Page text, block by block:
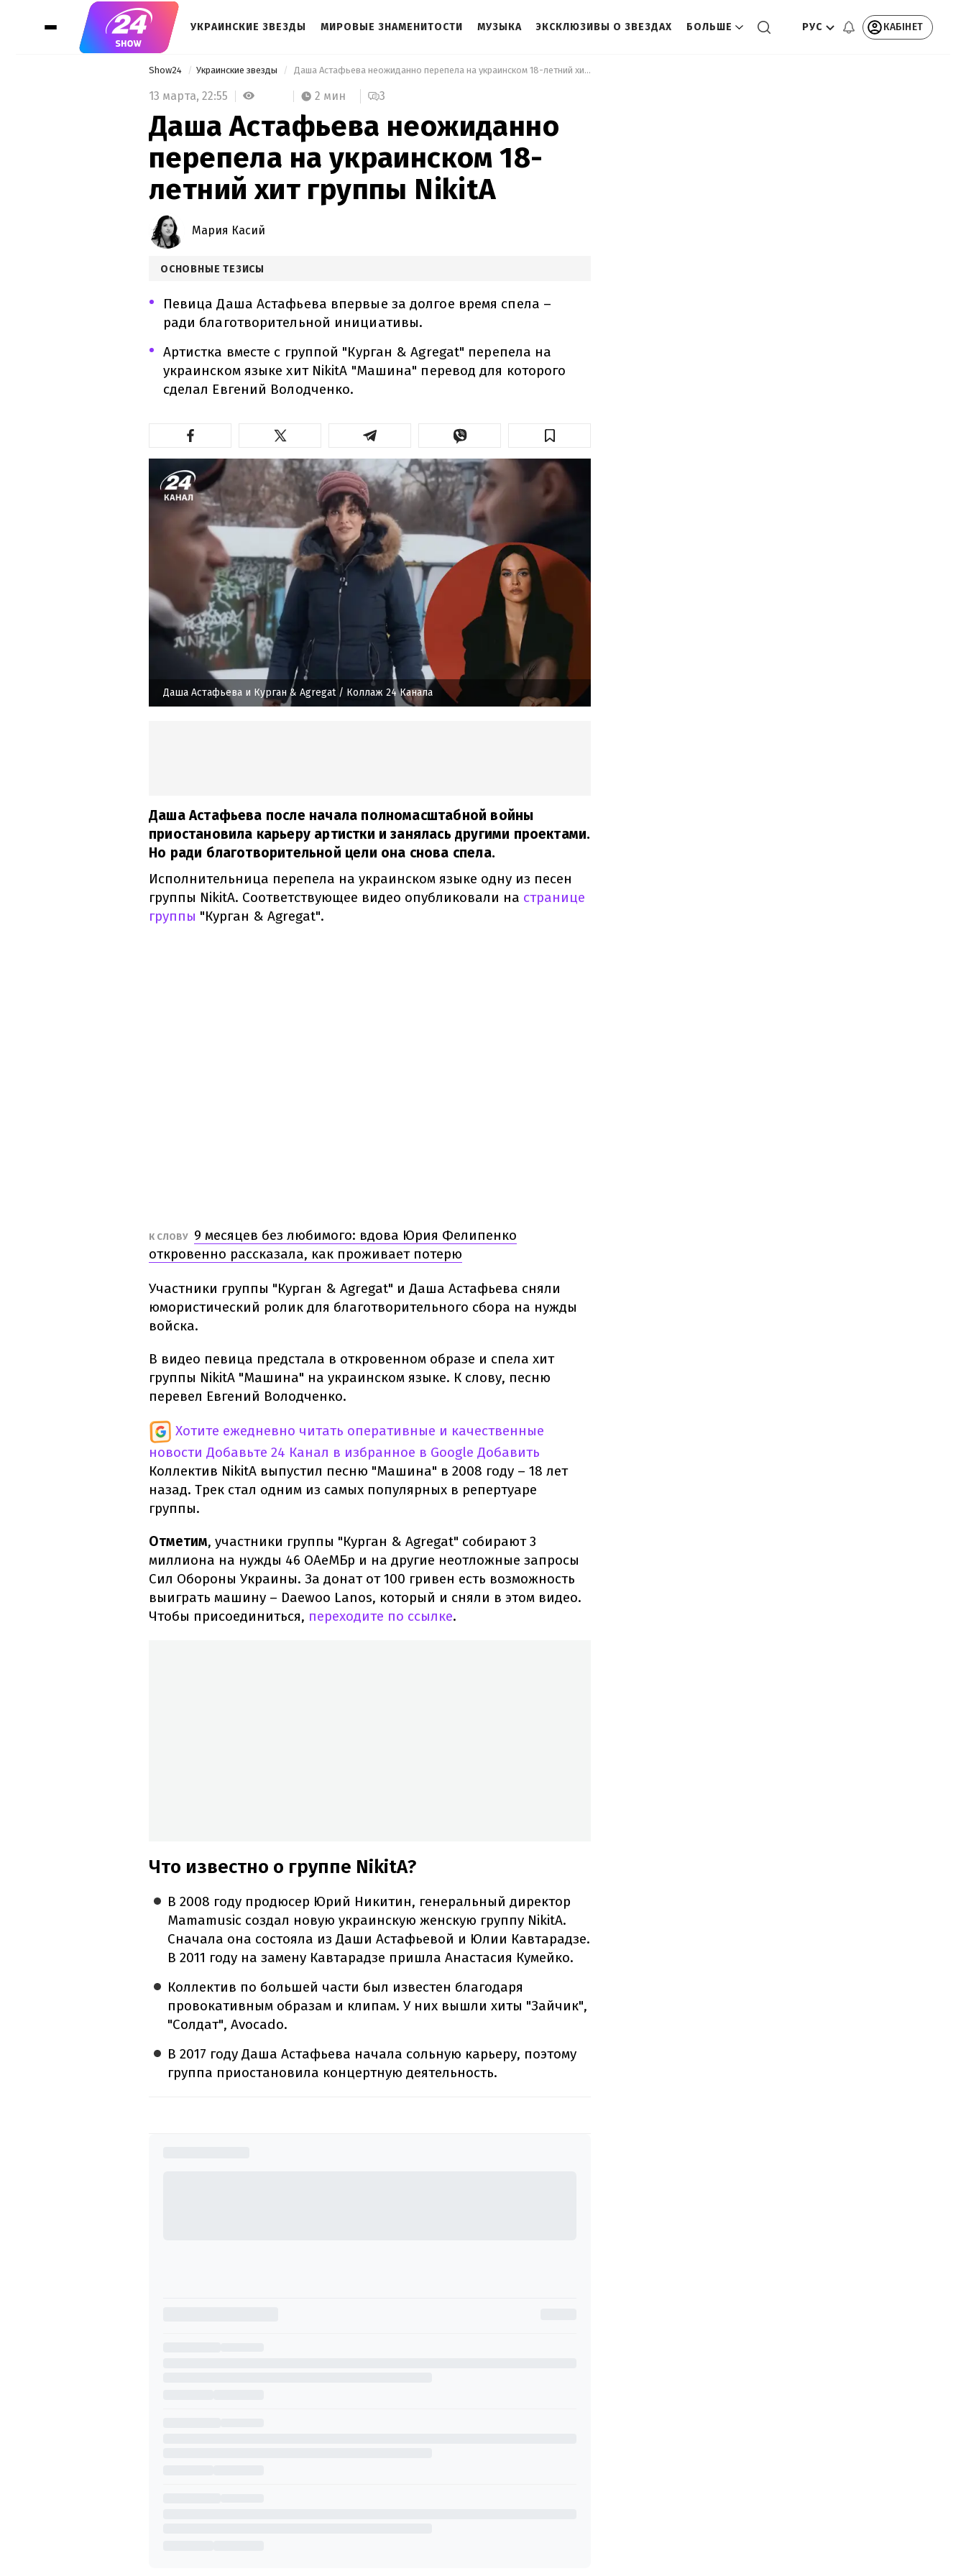
УКРАИНСКИЕ ЗВЕЗДЫ МИРОВЫЕ ЗНАМЕНИТОСТИ МУЗЫКА ЭКСКЛЮЗИВЫ О ЗВЕЗДАХ БОЛЬШЕ РУС КАБІНЕТ
Show24 Украинские звезды Даша Астафьева неожиданно перепела на украинском 18-летний хит группы NikitA
13 марта, 22:55 2 мин 3
Даша Астафьева неожиданно
перепела на украинском 18-
летний хит группы NikitA
Мария Касий
ОСНОВНЫЕ ТЕЗИСЫ
Певица Даша Астафьева впервые за долгое время спела –
ради благотворительной инициативы.
Артистка вместе с группой "Курган & Agregat" перепела на
украинском языке хит NikitA "Машина" перевод для которого
сделал Евгений Володченко.
Даша Астафьева и Курган & Agregat/ Коллаж 24 Канала
Даша Астафьева после начала полномасштабной войны
приостановила карьеру артистки и занялась другими проектами.
Но ради благотворительной цели она снова спела.
Исполнительница перепела на украинском языке одну из песен
группы NikitA. Соответствующее видео опубликовали на странице
группы "Курган & Agregat".
К СЛОВУ 9 месяцев без любимого: вдова Юрия Фелипенко
откровенно рассказала, как проживает потерю
Участники группы "Курган & Agregat" и Даша Астафьева сняли
юмористический ролик для благотворительного сбора на нужды
войска.
В видео певица предстала в откровенном образе и спела хит
группы NikitA "Машина" на украинском языке. К слову, песню
перевел Евгений Володченко.
Хотите ежедневно читать оперативные и качественные
новости Добавьте 24 Канал в избранное в Google Добавить
Коллектив NikitA выпустил песню "Машина" в 2008 году – 18 лет
назад. Трек стал одним из самых популярных в репертуаре
группы.
Отметим, участники группы "Курган & Agregat" собирают 3
миллиона на нужды 46 ОАеМБр и на другие неотложные запросы
Сил Обороны Украины. За донат от 100 гривен есть возможность
выиграть машину – Daewoo Lanos, который и сняли в этом видео.
Чтобы присоединиться, переходите по ссылке.
Что известно о группе NikitA?
В 2008 году продюсер Юрий Никитин, генеральный директор
Mamamusic создал новую украинскую женскую группу NikitA.
Сначала она состояла из Даши Астафьевой и Юлии Кавтарадзе.
В 2011 году на замену Кавтарадзе пришла Анастасия Кумейко.
Коллектив по большей части был известен благодаря
провокативным образам и клипам. У них вышли хиты "Зайчик",
"Солдат", Avocado.
В 2017 году Даша Астафьева начала сольную карьеру, поэтому
группа приостановила концертную деятельность.